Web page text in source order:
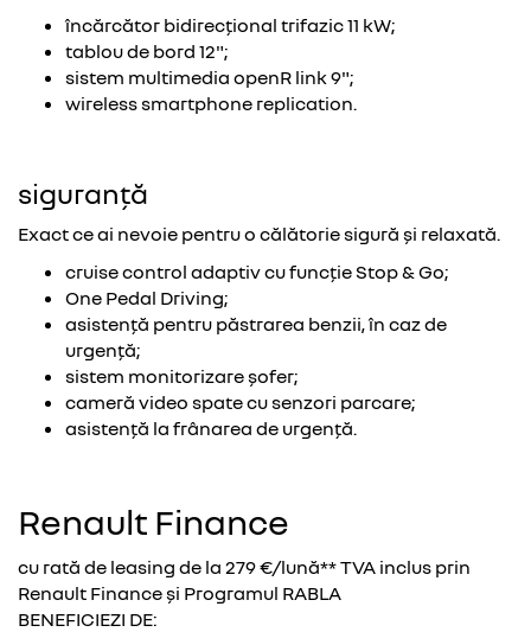
încărcător bidirecțional trifazic 11 kW;
tablou de bord 12";
sistem multimedia openR link 9";
wireless smartphone replication.
siguranță
Exact ce ai nevoie pentru o călătorie sigură și relaxată.
cruise control adaptiv cu funcție Stop & Go;
One Pedal Driving;
asistență pentru păstrarea benzii, în caz de
urgență;
sistem monitorizare șofer;
cameră video spate cu senzori parcare;
asistență la frânarea de urgență.
Renault Finance
cu rată de leasing de la 279 €/lună** TVA inclus prin
Renault Finance și Programul RABLA
BENEFICIEZI DE: